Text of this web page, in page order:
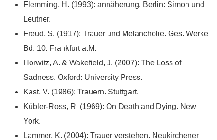
Flemming, H. (1993): annäherung. Berlin: Simon und
Leutner.
Freud, S. (1917): Trauer und Melancholie. Ges. Werke
Bd. 10. Frankfurt a.M.
Horwitz, A. & Wakefield, J. (2007): The Loss of
Sadness. Oxford: University Press.
Kast, V. (1986): Trauern. Stuttgart.
Kübler-Ross, R. (1969): On Death and Dying. New
York.
Lammer, K. (2004): Trauer verstehen. Neukirchener